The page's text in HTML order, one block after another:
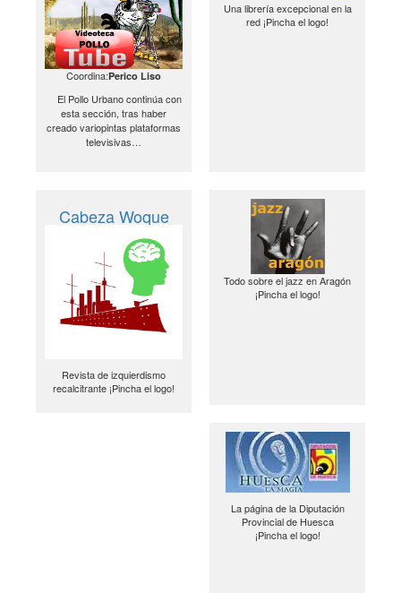
Coordina:Perico Liso
El Pollo Urbano continúa con
esta sección, tras haber
creado variopintas plataformas
televisivas…
Una librería excepcional en la
red ¡Pincha el logo!
Cabeza Woque
Revista de izquierdismo
recalcitrante ¡Pincha el logo!
Todo sobre el jazz en Aragón
¡Pincha el logo!
La página de la Diputación
Provincial de Huesca
¡Pincha el logo!